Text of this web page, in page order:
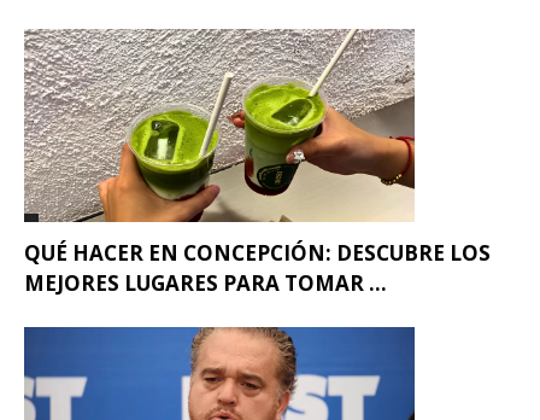
QUÉ HACER EN CONCEPCIÓN: DESCUBRE LOS
MEJORES LUGARES PARA TOMAR ...